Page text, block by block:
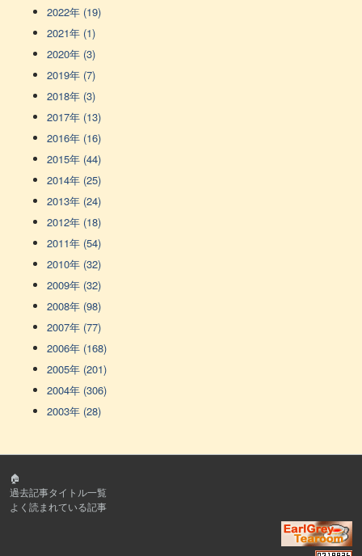
2022年 (19)
2021年 (1)
2020年 (3)
2019年 (7)
2018年 (3)
2017年 (13)
2016年 (16)
2015年 (44)
2014年 (25)
2013年 (24)
2012年 (18)
2011年 (54)
2010年 (32)
2009年 (32)
2008年 (98)
2007年 (77)
2006年 (168)
2005年 (201)
2004年 (306)
2003年 (28)
🏠
過去記事タイトル一覧
よく読まれている記事